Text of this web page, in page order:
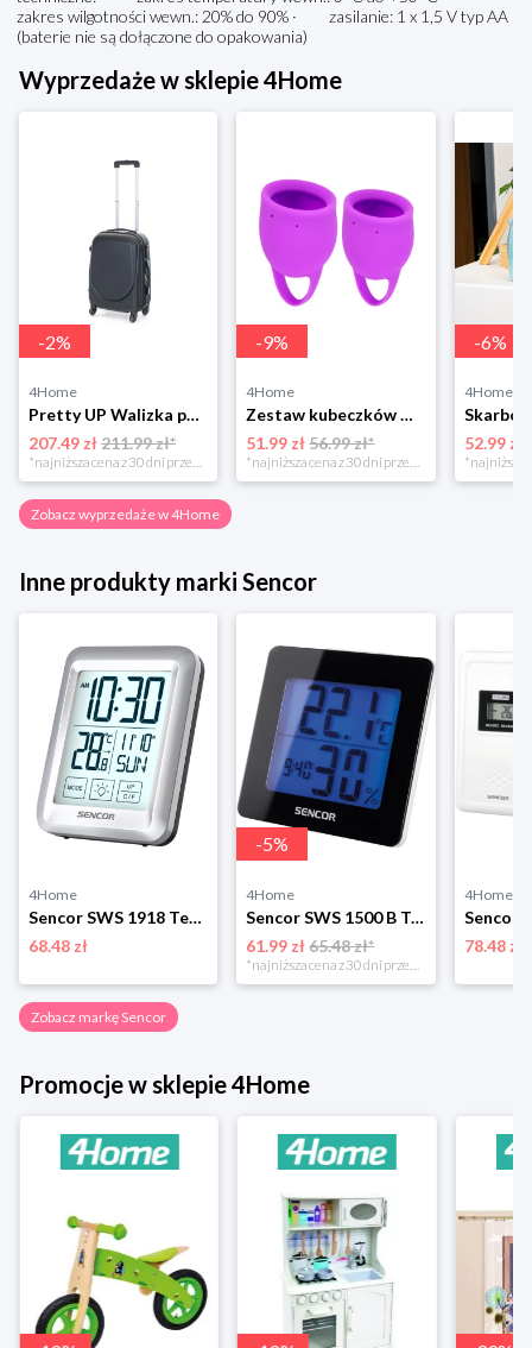
zakres wilgotności wewn.: 20% do 90% · zasilanie: 1 x 1,5 V typ AA
(baterie nie są dołączone do opakowania)
Wyprzedaże w sklepie 4Home
-2%
4Home
Pretty UP Walizka podróżna z tworzywa sztucznego ABS16 S, czarny Pretty Up
207.49 zł211.99 zł*
*najniższa cena z 30 dni przed obniżką
-9%
4Home
Zestaw kubeczków menstruacyjnych, 2 szt. 4-Home
51.99 zł 56.99 zł*
*najniższa cena z 30 dni przed obniżką
-6%
4Home
52.99 zł
Zobacz wyprzedaże w 4Home
Inne produkty marki Sencor
4Home
Sencor SWS 1918 Termometr z zegarem, srebrny
68.48 zł
-5%
4Home
Sencor SWS 1500 B Termometr z zegarem
61.99 zł 65.48 zł*
4Home
Sencor
78.48 zł
Zobacz markę Sencor
Promocje w sklepie 4Home